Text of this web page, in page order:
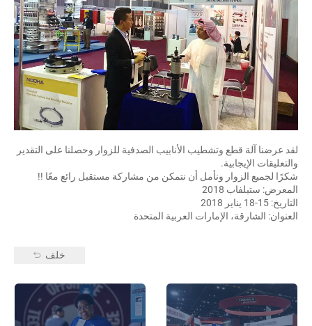
لقد عرضنا آلة قطع وتشطيب الأنابيب الصدفية للزوار وحصلنا على التقدير
والتعليقات الإيجابية.
شكرًا لجميع الزوار ونأمل أن نتمكن من مشاركة مستقبل رائع معًا !!
المعرض: ستيلفاب 2018
التاريخ: 15-18 يناير 2018
العنوان: الشارقة، الإمارات العربية المتحدة
خلف